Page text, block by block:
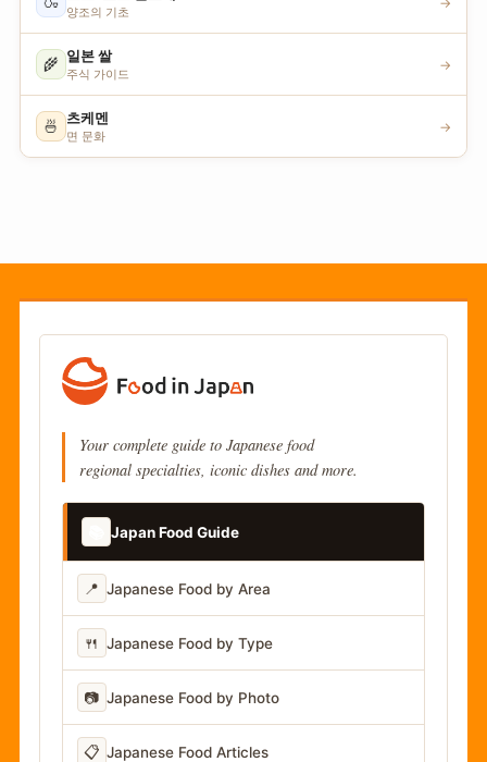
양조의 기초
🌾 일본 쌀
주식 가이드
→
🍜 츠케멘
면 문화
→
Your complete guide to Japanese food
regional specialties, iconic dishes and more.
Japan Food Guide
📍 Japanese Food by Area
🍴 Japanese Food by Type
📷 Japanese Food by Photo
📋 Japanese Food Articles